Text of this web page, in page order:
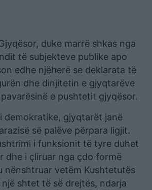
duke marrë shkas nga
të subjekteve publike apo
edhe njëherë se deklarata të
dhe dinjitetin e gjyqtarëve
e pushtetit gjyqësor.
demokratike, gjyqtarët janë
së palëve përpara ligjit.
i funksionit të tyre duhet
dhe i çliruar nga çdo formë
nënshtruar vetëm Kushtetutës
shtet të së drejtës, ndarja